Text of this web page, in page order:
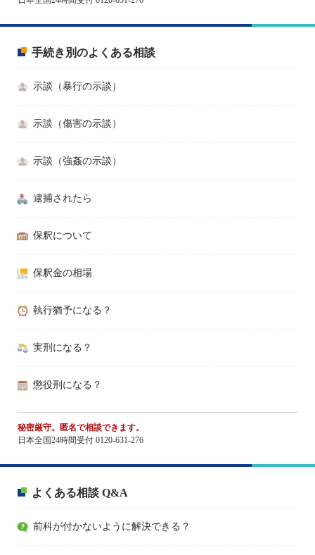
手続き別のよくある相談
示談（暴行の示談）
示談（傷害の示談）
示談（強姦の示談）
逮捕されたら
保釈について
保釈金の相場
執行猶予になる？
実刑になる？
懲役刑になる？
秘密厳守。匿名で相談できます。
日本全国24時間受付 0120-631-276
よくある相談 Q&A
前科が付かないように解決できる？